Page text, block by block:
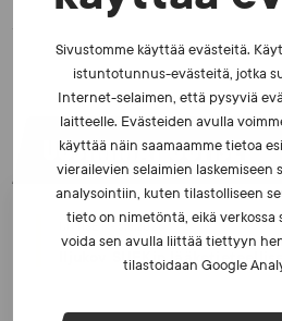
Sivustomme käyttää evästeitä.
istuntotunnus-evästeitä, jotka
Internet-selaimen, että pysyviä
laitteelle. Evästeiden avulla
käyttää näin saamaamme tietoa
vierailevien selaimien laskemiseen
analysointiin, kuten tilastolliseen
tieto on nimetöntä, eikä
voida sen avulla liittää tiettyyn
tilastoidaan Google
UUSIMMAT UUTISET
UUTISET - 5.8.2026
Iljukov SUEKin